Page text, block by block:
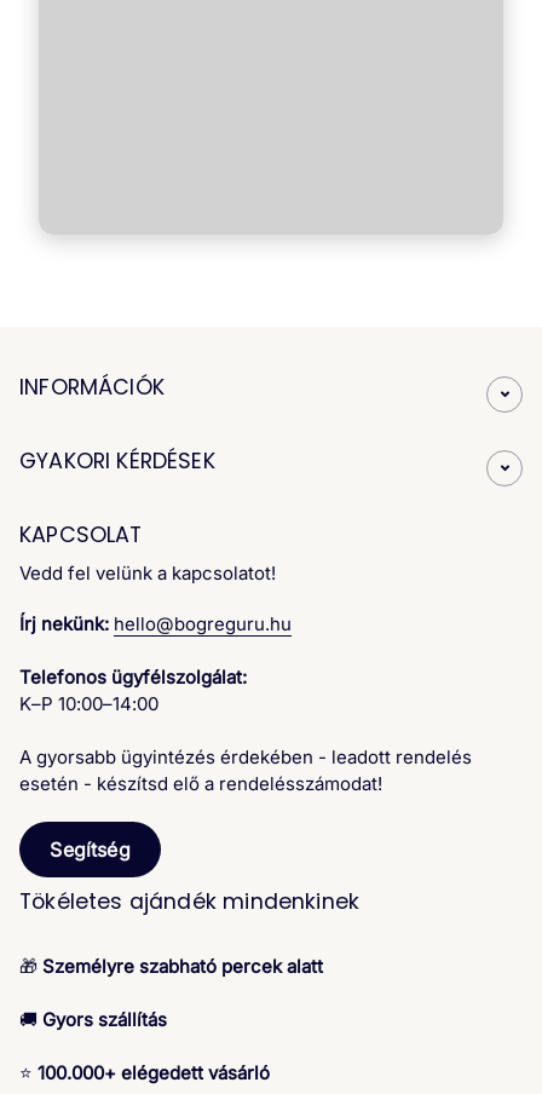
INFORMÁCIÓK
GYAKORI KÉRDÉSEK
KAPCSOLAT
Vedd fel velünk a kapcsolatot!
Írj nekünk: hello@bogreguru.hu
Telefonos ügyfélszolgálat:
K–P 10:00–14:00
A gyorsabb ügyintézés érdekében - leadott rendelés
esetén - készítsd elő a rendelésszámodat!
Segítség
Tökéletes ajándék mindenkinek
🎁 Személyre szabható percek alatt
🚚 Gyors szállítás
⭐ 100.000+ elégedett vásárló